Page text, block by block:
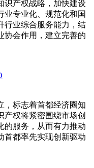
识产权战略，加快建设
业专业化、规范化和国
行业综合服务能力，结
协会作用，建立完善的
，标志着首都经济圈知
产权将紧密围绕市场创
的服务，从而有力推动
首都率先实现创新驱动